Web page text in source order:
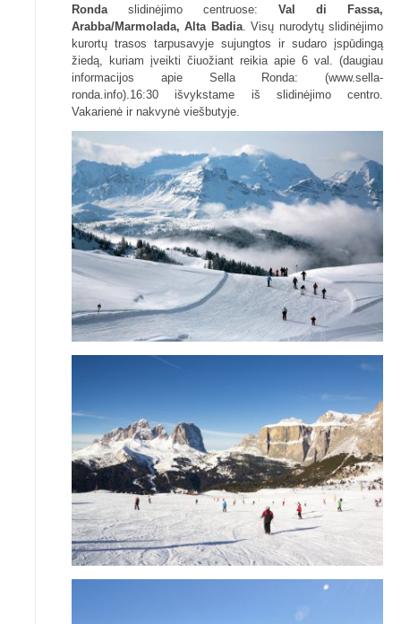
Ronda slidinėjimo centruose: Val di Fassa,
Arabba/Marmolada, Alta Badia. Visų nurodytų slidinėjimo
kurortų trasos tarpusavyje sujungtos ir sudaro įspūdingą
žiedą, kuriam įveikti čiuožiant reikia apie 6 val. (daugiau
informacijos apie Sella Ronda: (www.sella-
ronda.info).16:30 išvykstame iš slidinėjimo centro.
Vakarienė ir nakvynė viešbutyje.